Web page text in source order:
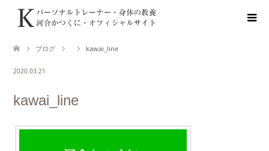
ブログ kawai_line
2020.03.21
kawai_line